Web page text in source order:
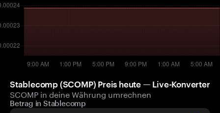
Stablecomp (SCOMP) Preis heute — Live-Konverter
SCOMP in deine Währung umrechnen
Betrag in Stablecomp